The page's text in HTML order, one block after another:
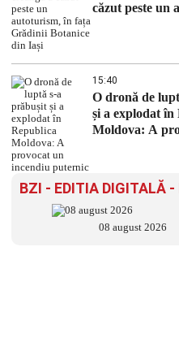
căzut peste un
15:40
O dronă de
și a explodat în
Moldova: A
BZI - EDITIA DIGITALĂ -
08 august 2026